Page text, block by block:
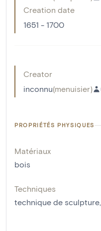
Creation date
1651 - 1700
Creator
inconnu(menuisier)
PROPRIÉTÉS PHYSIQUES
Matériaux
bois
Techniques
technique de sculpture,